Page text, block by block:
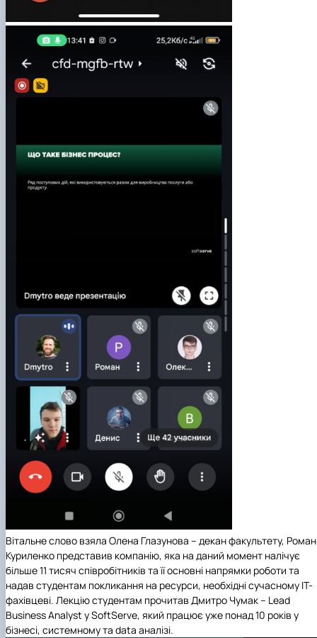
Вітальне слово взяла Олена Глазунова – декан факультету, Роман
Куриленко представив компанію, яка на даний момент налічує
більше 11 тисяч співробітників та її основні напрямки роботи та
надав студентам покликання на ресурси, необхідні сучасному ІТ-
фахівцеві. Лекцію студентам прочитав Дмитро Чумак – Lead
Business Analyst у SoftServe, який працює уже понад 10 років у
бізнесі, системному та data аналізі.